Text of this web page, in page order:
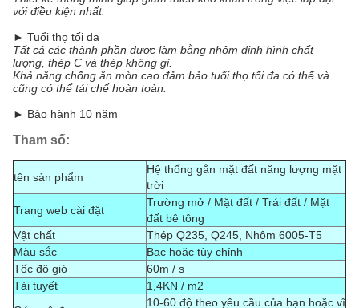
với điều kiện nhất.
► Tuổi thọ tối đa
Tất cả các thành phần được làm bằng nhôm định hình chất
lượng, thép C và thép không gỉ.
Khả năng chống ăn mòn cao đảm bảo tuổi thọ tối đa có thể và
cũng có thể tái chế hoàn toàn.
► Bảo hành 10 năm
Tham số:
tên sản phẩm
Hệ thống gắn mặt đất năng lượng mặt
trời
Trang web cài đặt
Trường mở / Mặt đất / Trái đất / Mặt
đất bê tông
Vật chất
Thép Q235 , Q245 , Nhôm 6005-T5
Màu sắc
Bạc hoặc tùy chỉnh
Tốc độ gió
60m / s
Tải tuyết
1,4KN / m2
10-60 độ theo yêu cầu của bạn hoặc vĩ